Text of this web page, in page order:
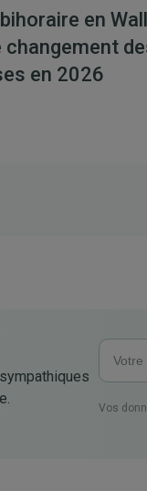
en
changement
en 2026
Vos